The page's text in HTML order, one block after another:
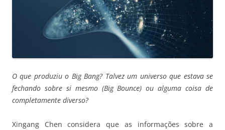
O que produziu o Big Bang? Talvez um universo que estava se
fechando sobre si mesmo (Big Bounce) ou alguma coisa de
completamente diverso?
Xingang Chen considera que as informações sobre a